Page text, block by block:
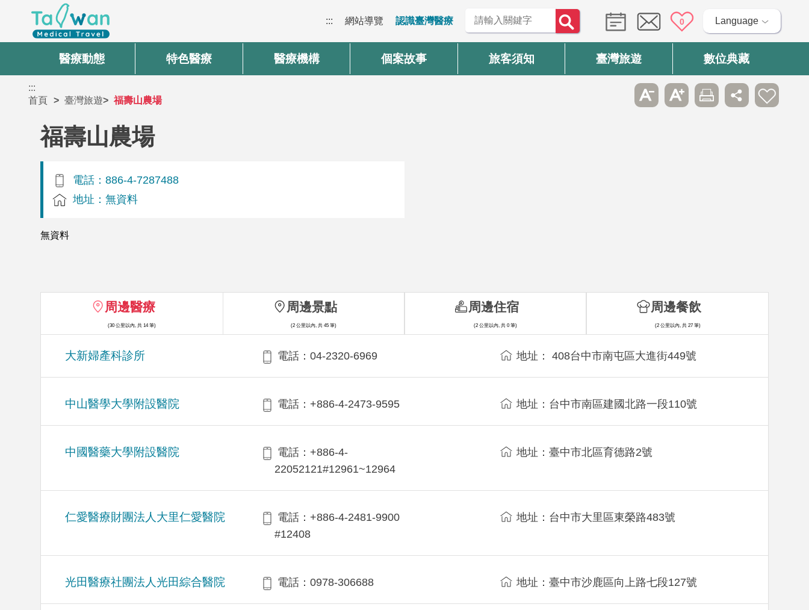
::: 網站導覽 認識臺灣醫療 0 Language
醫療動態 特色醫療 醫療機構 個案故事 旅客須知 臺灣旅遊 數位典藏
:::
首頁
臺灣旅遊 福壽山農場
福壽山農場
電話：886-4-7287488
地址：無資料
無資料
周邊醫療
(30 公里以內, 共 14 筆)
大新婦產科診所 電話：04-2320-6969 地址： 408台中市南屯區大進街449號
中山醫學大學附設醫院 電話：+886-4-2473-9595 地址：台中市南區建國北路一段110號
中國醫藥大學附設醫院
電話：+886-4-
22052121#12961~12964
地址：臺中市北區育德路2號
仁愛醫療財團法人大里仁愛醫院
電話：+886-4-2481-9900
#12408
地址：台中市大里區東榮路483號
光田醫療社團法人光田綜合醫院 電話：0978-306688 地址：臺中市沙鹿區向上路七段127號
周邊景點
(2 公里以內, 共 45 筆)
周邊住宿
(2 公里以內, 共 0 筆)
周邊餐飲
(2 公里以內, 共 27 筆)